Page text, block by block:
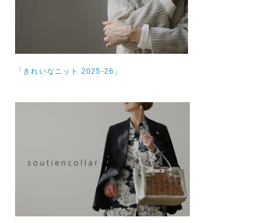
「きれいなニット 2025-26」